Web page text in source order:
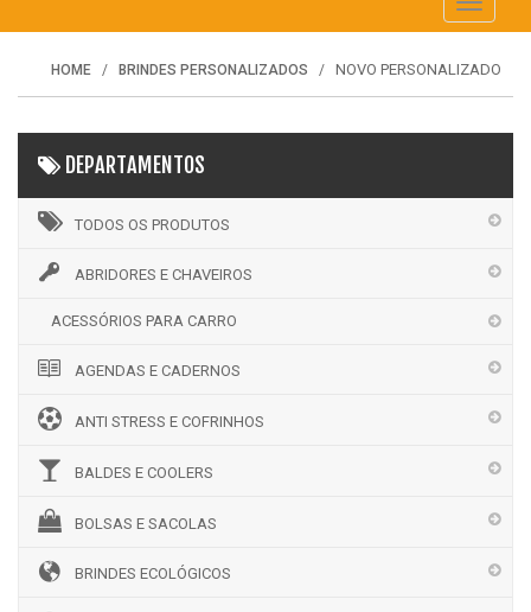
HOME BRINDES PERSONALIZADOS NOVO PERSONALIZADO
DEPARTAMENTOS
TODOS OS PRODUTOS
ABRIDORES E CHAVEIROS
ACESSÓRIOS PARA CARRO
AGENDAS E CADERNOS
ANTI STRESS E COFRINHOS
BALDES E COOLERS
BOLSAS E SACOLAS
BRINDES ECOLÓGICOS